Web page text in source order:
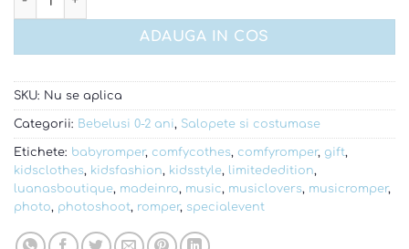
ADAUGA IN COS
SKU: Nu se aplica
Categorii: Bebelusi 0-2 ani, Salopete si costumase
Etichete: babyromper, comfycothes, comfyromper, gift,
kidsclothes, kidsfashion, kidsstyle, limitededition,
luanasboutique, madeinro, music, musiclovers, musicromper,
photo, photoshoot, romper, specialevent